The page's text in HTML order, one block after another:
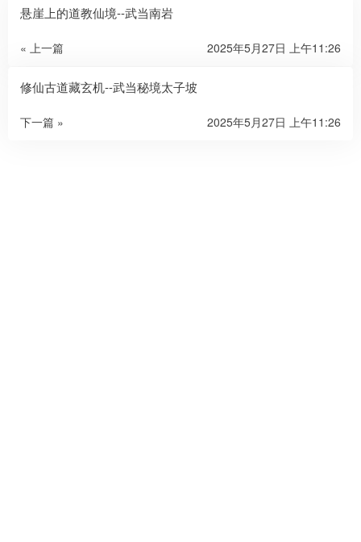
悬崖上的道教仙境--武当南岩
« 上一篇 2025年5月27日 上午11:26
修仙古道藏玄机--武当秘境太子坡
下一篇 » 2025年5月27日 上午11:26